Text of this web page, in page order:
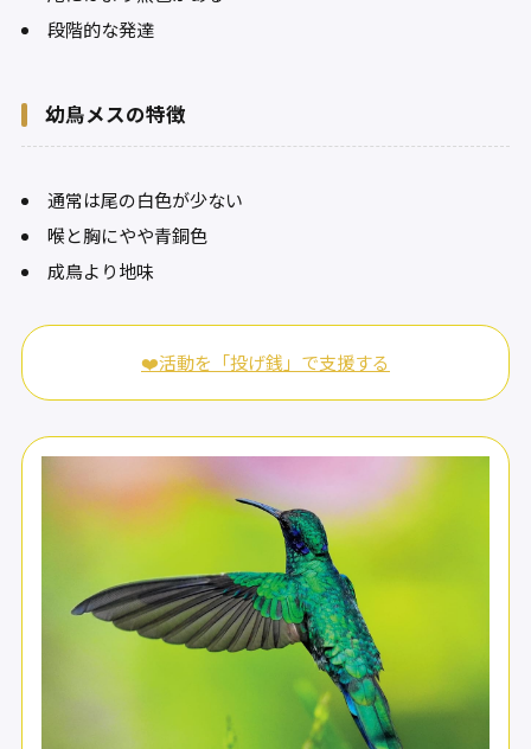
段階的な発達
幼鳥メスの特徴
通常は尾の白色が少ない
喉と胸にやや青銅色
成鳥より地味
❤️活動を「投げ銭」で支援する